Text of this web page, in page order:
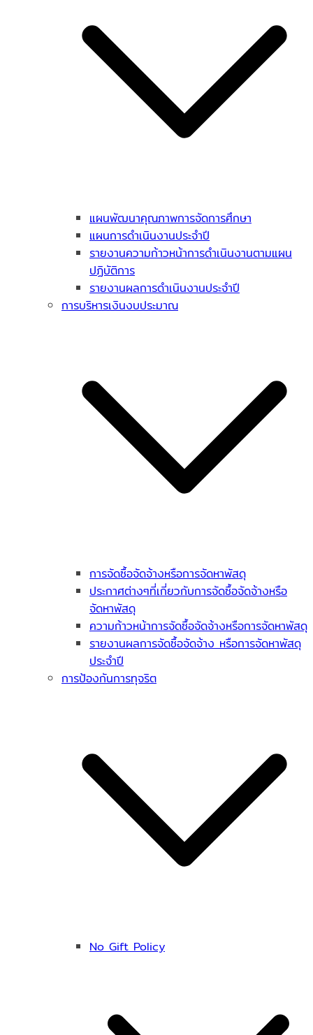
แผนพัฒนาคุณภาพการจัดการศึกษา
แผนการดำเนินงานประจำปี
รายงานความก้าวหน้าการดำเนินงานตามแผน
ปฏิบัติการ
รายงานผลการดำเนินงานประจำปี
การบริหารเงินงบประมาณ
การจัดซื้อจัดจ้างหรือการจัดหาพัสดุ
ประกาศต่างๆที่เกี่ยวกับการจัดซื้อจัดจ้างหรือ
จัดหาพัสดุ
ความก้าวหน้าการจัดซื้อจัดจ้างหรือการจัดหาพัสดุ
รายงานผลการจัดซื้อจัดจ้าง หรือการจัดหาพัสดุ
ประจำปี
การป้องกันการทุจริต
No Gift Policy